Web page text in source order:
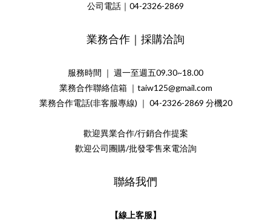
公司電話｜04-2326-2869
業務合作｜採購洽詢
服務時間 ｜ 週一至週五09.30~18.00
業務合作聯絡信箱 ｜taiw125@gmail.com
業務合作電話(非客服專線) ｜ 04-2326-2869 分機20
歡迎異業合作/行銷合作提案
歡迎公司團購/批發零售來電洽詢
聯絡我們
【線上客服】